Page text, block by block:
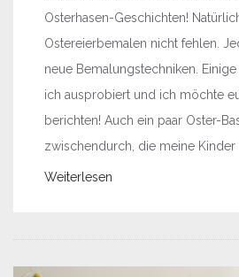
Osterhasen-Geschichten!
Ostereierbemalen nicht fehlen.
neue Bemalungstechniken.
ich ausprobiert und ich möchte
berichten! Auch ein paar Oster-
zwischendurch, die meine Kinder
Weiterlesen